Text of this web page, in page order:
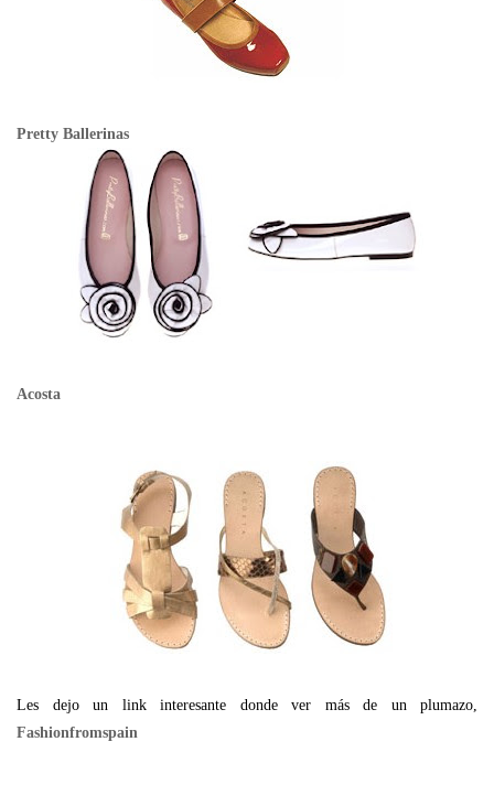
Pretty Ballerinas
Acosta
Les dejo un link interesante donde ver más de un plumazo,
Fashionfromspain